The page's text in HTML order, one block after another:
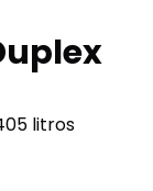
litros